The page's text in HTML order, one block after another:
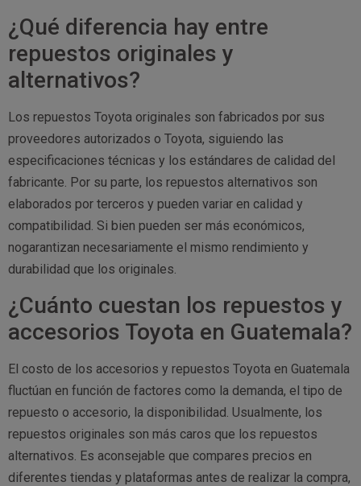
¿Qué diferencia hay entre
repuestos originales y
alternativos?
Los repuestos Toyota originales son fabricados por sus
proveedores autorizados o Toyota, siguiendo las
especificaciones técnicas y los estándares de calidad del
fabricante. Por su parte, los repuestos alternativos son
elaborados por terceros y pueden variar en calidad y
compatibilidad. Si bien pueden ser más económicos,
nogarantizan necesariamente el mismo rendimiento y
durabilidad que los originales.
¿Cuánto cuestan los repuestos y
accesorios Toyota en Guatemala?
El costo de los accesorios y repuestos Toyota en Guatemala
fluctúan en función de factores como la demanda, el tipo de
repuesto o accesorio, la disponibilidad. Usualmente, los
repuestos originales son más caros que los repuestos
alternativos. Es aconsejable que compares precios en
diferentes tiendas y plataformas antes de realizar la compra,